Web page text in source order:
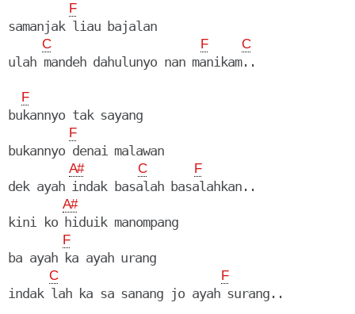
F
samanjak liau bajalan
C F C
ulah mandeh dahulunyo nan manikam..
F
bukannyo tak sayang
F
bukannyo denai malawan
A# C F
dek ayah indak basalah basalahkan..
A#
kini ko hiduik manompang
F
ba ayah ka ayah urang
C F
indak lah ka sa sanang jo ayah surang..